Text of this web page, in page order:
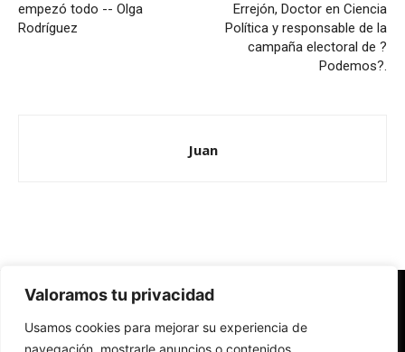
Valoramos tu privacidad
Usamos cookies para mejorar su experiencia de
navegación, mostrarle anuncios o contenidos
empezó todo -- Olga
Rodríguez
Errejón, Doctor en Ciencia
Política y responsable de la
campaña electoral de ?
Podemos?.
Juan
Redes Cristianas
Una mirada alternativa sobre la Iglesia católica y la sociedad
- Colectivos de Redes Cristianas